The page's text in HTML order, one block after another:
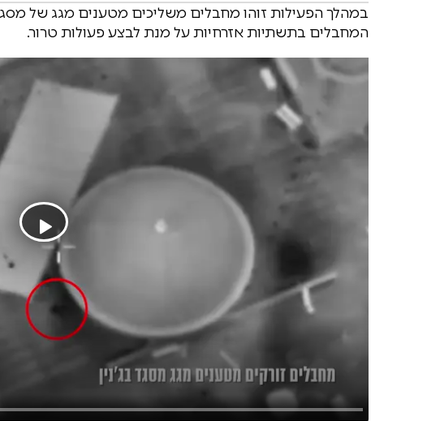
במהלך הפעילות זוהו מחבלים משליכים מטענים מגג של
המחבלים בתשתיות אזרחיות על מנת לבצע פעולות טרור.